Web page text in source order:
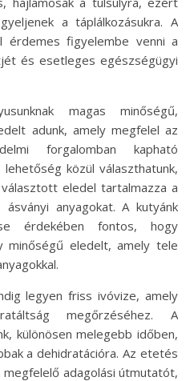
a táplálkozásukra. A
érdemes figyelembe venni a
és esetleges egészségügyi
magas minőségű,
adunk, amely megfelel az
forgalomban kapható
közül választhatunk,
eledel tartalmazza a
anyagokat. A kutyánk
érdekében fontos, hogy
minőségű eledelt, amely tele
legyen friss ivóvize, amely
megőrzéséhez. A
különösen melegebb időben,
a dehidratációra. Az etetés
adagolási útmutatót,